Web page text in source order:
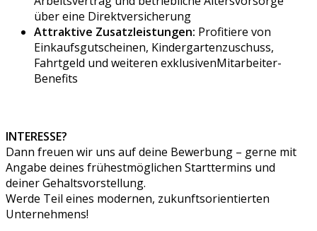
über eine Direktversicherung
Attraktive Zusatzleistungen: Profitiere von
Einkaufsgutscheinen, Kindergartenzuschuss,
Fahrtgeld und weiteren exklusivenMitarbeiter-
Benefits
INTERESSE?
Dann freuen wir uns auf deine Bewerbung – gerne mit
Angabe deines frühestmöglichen Starttermins und
deiner Gehaltsvorstellung.
Werde Teil eines modernen, zukunftsorientierten
Unternehmens!